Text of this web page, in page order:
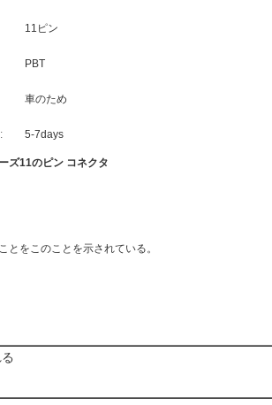
11ピン
PBT
車のため
5-7days
ズ11のピン コネクタ
とをこのことを示されている。